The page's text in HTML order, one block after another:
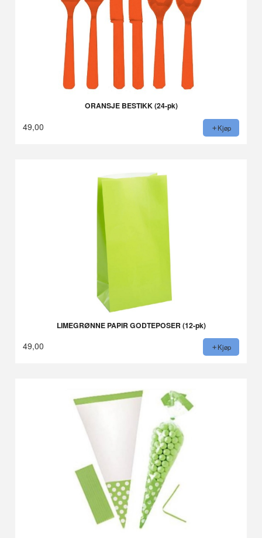
ORANSJE BESTIKK (24-pk)
49,00 Kjøp
LIMEGRØNNE PAPIR GODTEPOSER (12-pk)
49,00 Kjøp